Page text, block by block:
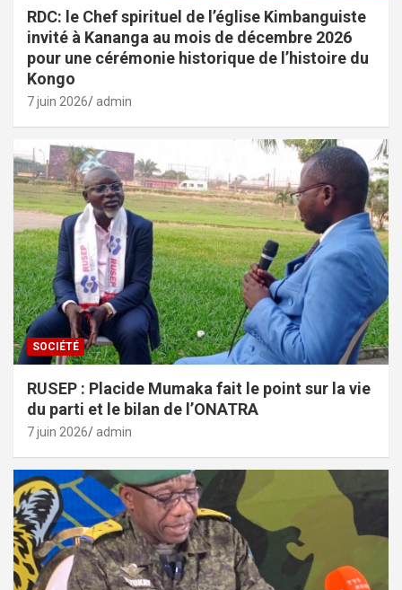
RDC: le Chef spirituel de l’église Kimbanguiste
invité à Kananga au mois de décembre 2026
pour une cérémonie historique de l’histoire du
Kongo
7 juin 2026 admin
SOCIÉTÉ
RUSEP : Placide Mumaka fait le point sur la vie
du parti et le bilan de l’ONATRA
7 juin 2026 admin